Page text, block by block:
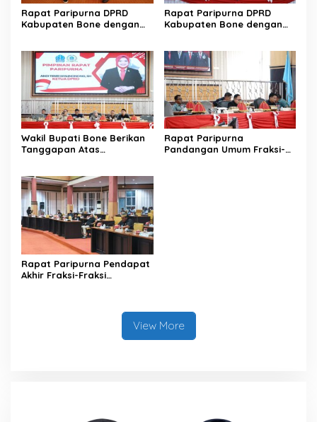
Rapat Paripurna DPRD
Kabupaten Bone dengan
Fraksi terhadap
Rancangan Peraturan
Daerah (Ranperda)
Rapat Paripurna DPRD
Kabupaten Bone dengan
Fraksi terhadap
Rancangan Peraturan
Daerah (Ranperda)
Wakil Bupati Bone Berikan
Tanggapan Atas
Paripurna DPRD Bone
Rapat Paripurna
Pandangan Umum Fraksi-
Rapat Paripurna Pendapat
Akhir Fraksi-Fraksi
View More